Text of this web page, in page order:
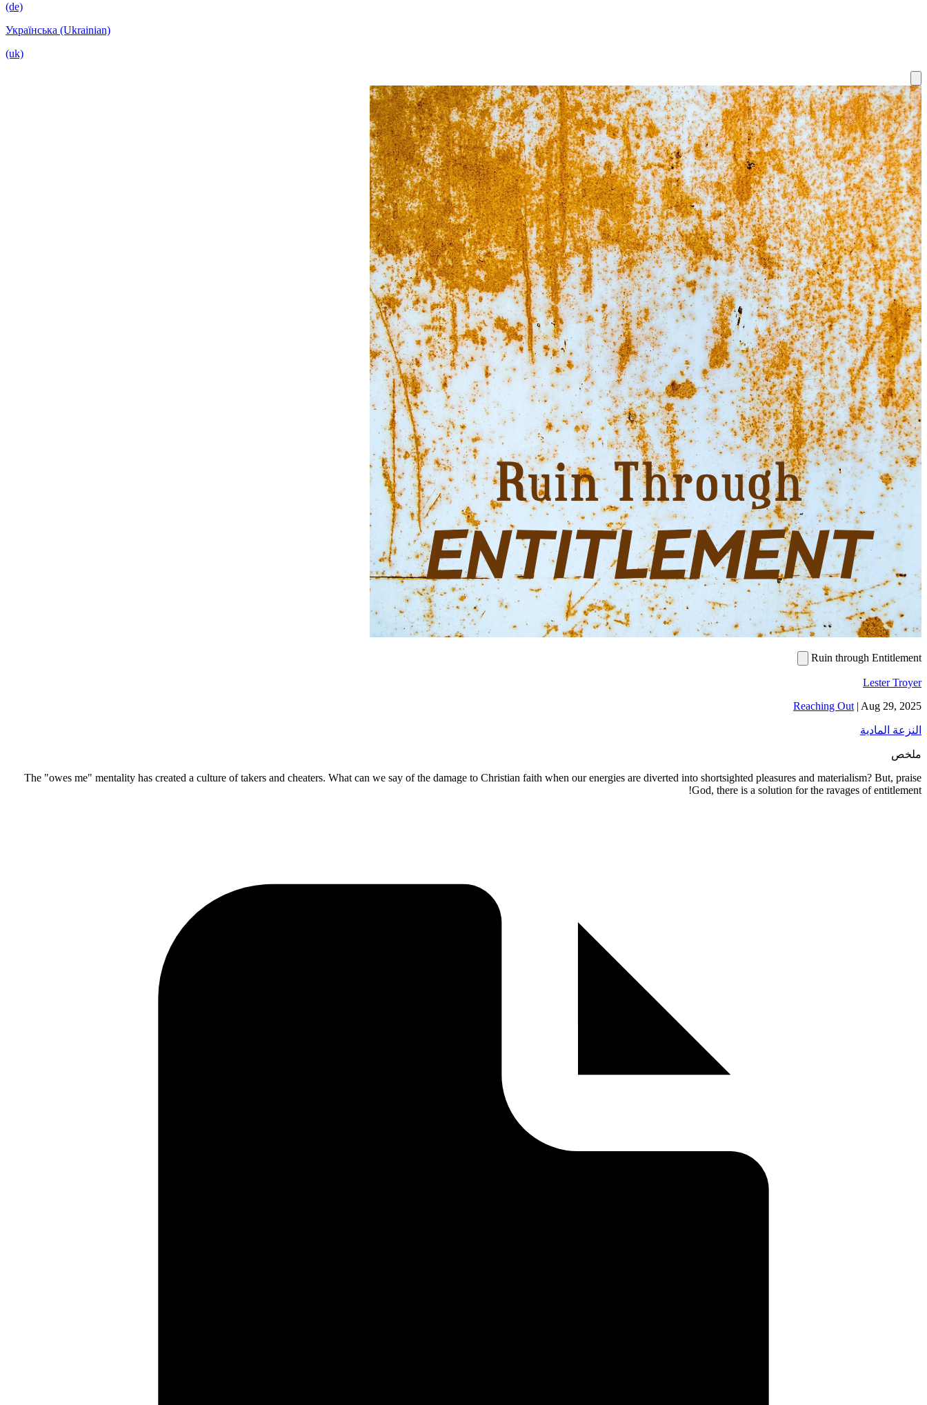
(de)
Українська (Ukrainian)
(uk)
Ruin through Entitlement
Lester Troyer
Reaching Out | Aug 29, 2025
النزعة المادية
ملخص
The "owes me" mentality has created a culture of takers and cheaters. What can we say of the damage to Christian faith when our energies are diverted into shortsighted pleasures and materialism? But, praise
God, there is a solution for the ravages of entitlement!